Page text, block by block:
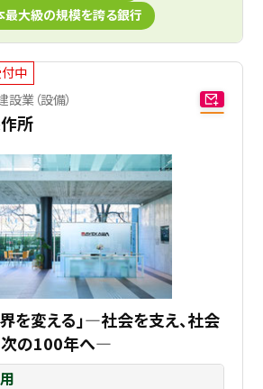
最大級の規模を誇る銀行
中
設業（設備）
所
を変える」―社会を支え、社会
次の100年へ―